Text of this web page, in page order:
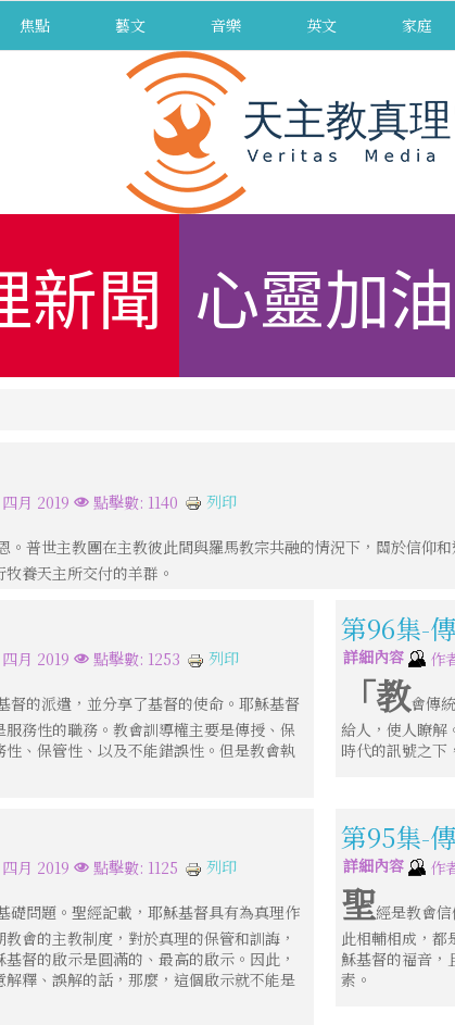
焦點 藝文 音樂 英文 家庭
新聞 心靈加油
月 2019 點擊數: 1140 列印
普世主教團在主教彼此間與羅馬教宗共融的情況下，關於信仰
養天主所交付的羊群。
月 2019 點擊數: 1253 列印
督的派遣，並分享了基督的使命。耶穌基督
務性的職務。教會訓導權主要是傳授、保
、保管性、以及不能錯誤性。但是教會執
第96集-
詳細內容 作
「教會傳
給人，使人瞭解
時代的訊號之下
月 2019 點擊數: 1125 列印
礎問題。聖經記載，耶穌基督具有為真理作
會的主教制度，對於真理的保管和訓誨，
督的啟示是圓滿的、最高的啟示。因此，
釋、誤解的話，那麼，這個啟示就不能是
第95集-
詳細內容 作
聖經是教會
此相輔相成，
穌基督的福音，
素。